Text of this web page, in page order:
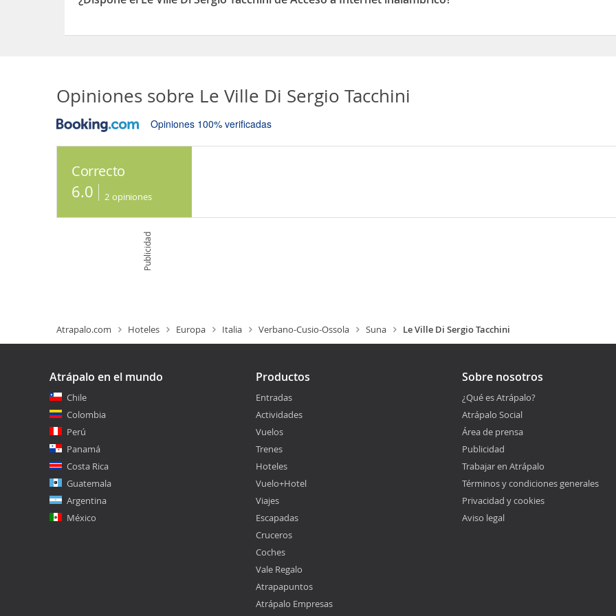
Opiniones sobre Le Ville Di Sergio Tacchini
Opiniones 100% verificadas
Correcto
6.0 2 opiniones
Publicidad
Atrapalo.com Hoteles Europa Italia Verbano-Cusio-Ossola Suna Le Ville Di Sergio Tacchini
Atrápalo en el mundo
Chile
Colombia
Perú
Panamá
Costa Rica
Guatemala
Argentina
México
Productos
Entradas
Actividades
Vuelos
Trenes
Hoteles
Vuelo+Hotel
Viajes
Escapadas
Cruceros
Coches
Vale Regalo
Atrapapuntos
Atrápalo Empresas
Sobre nosotros
¿Qué es Atrápalo?
Atrápalo Social
Área de prensa
Publicidad
Trabajar en Atrápalo
Términos y condiciones generales
Privacidad y cookies
Aviso legal